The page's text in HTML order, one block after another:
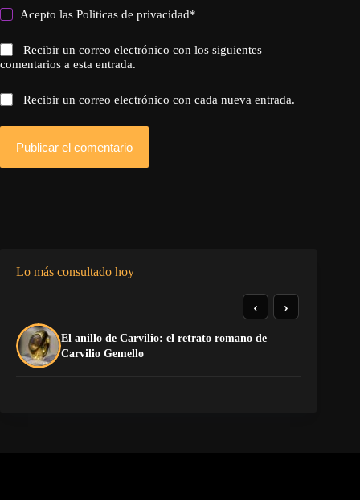
Acepto lasPoliticas de privacidad*
Recibir un correo electrónico con los siguientes
comentarios a esta entrada.
Recibir un correo electrónico con cada nueva entrada.
Publicar el comentario
Lo más consultado hoy
El anillo de Carvilio: el retrato romano de
Carvilio Gemello
‹ ›